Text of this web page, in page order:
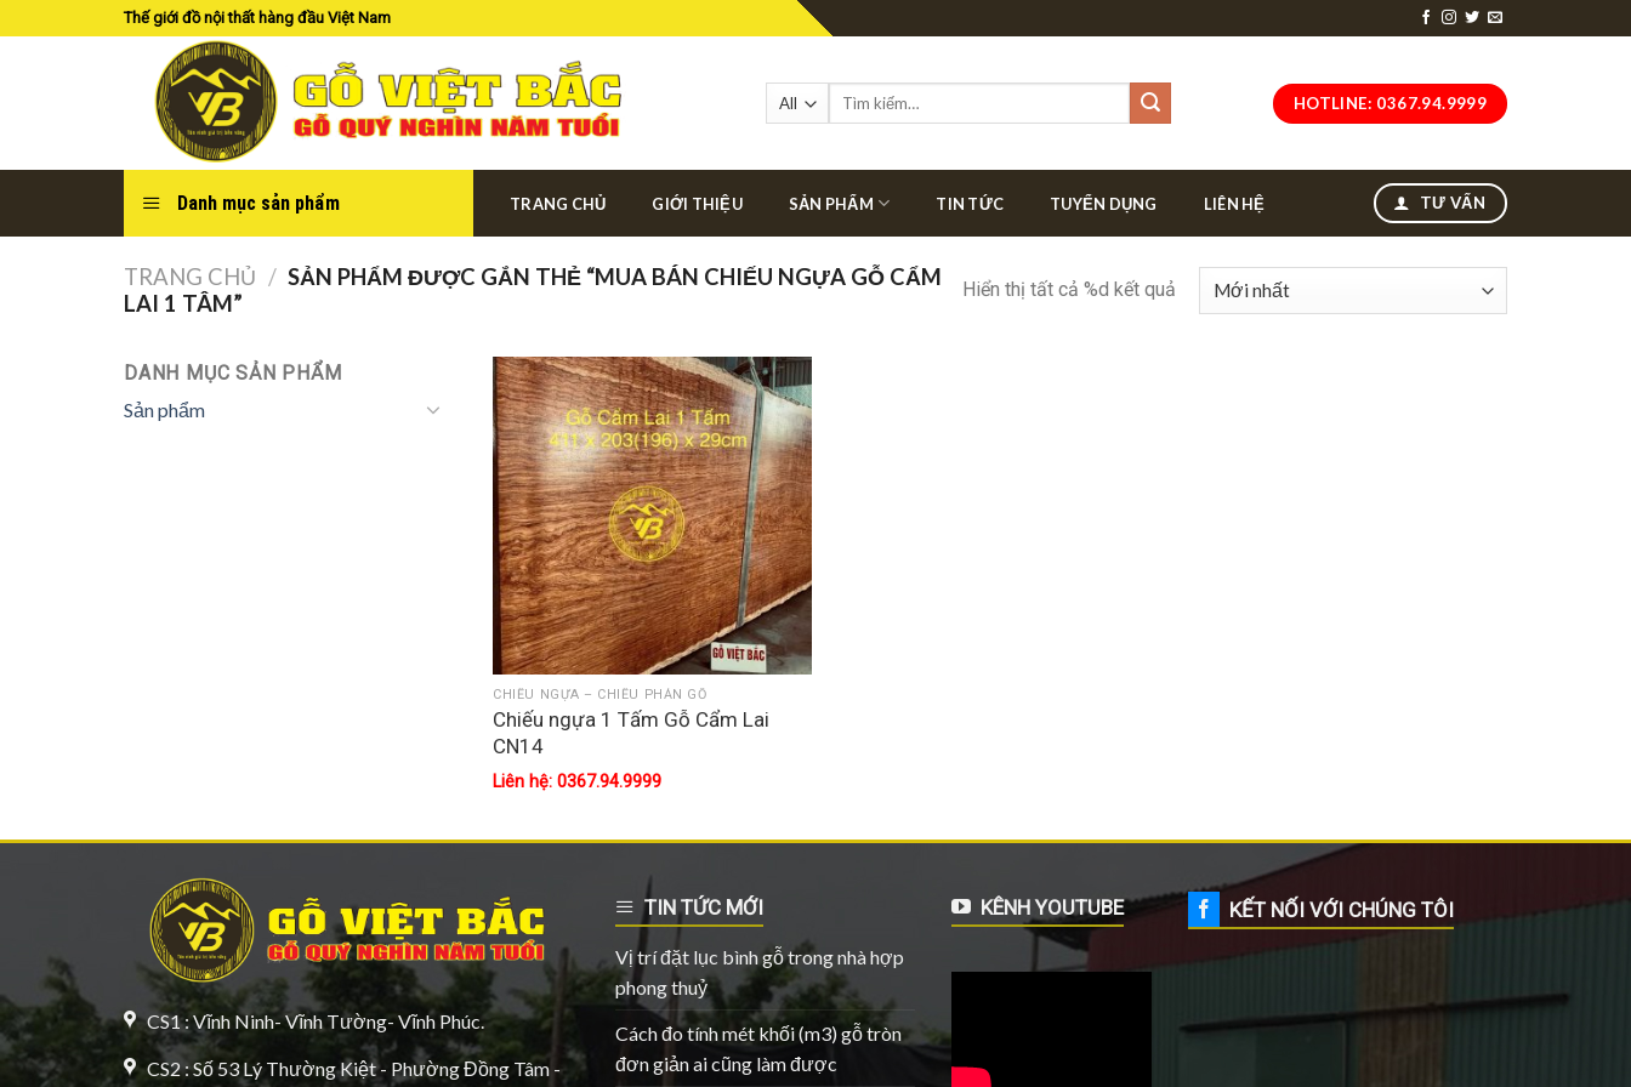
to
Thế giới đồ nội thất hàng đầu Việt Nam
Tìm
HOTLINE: 0367.94.9999
Danh mục sản phẩm TRANG CHỦ GIỚI THIỆU SẢN PHẨM TIN TỨC TUYỂN DỤNG LIÊN HỆ TƯ VẤN
TRANG CHỦ / SẢN PHẨM ĐƯỢC GẮN THẺ “MUA BÁN CHIẾU NGỰA GỖ CẨM
LAI 1 TÂM”
Hiển thị tất cả %d kết quả
DANH MỤC SẢN PHẨM
Sản phẩm
CHIẾU NGỰA – CHIẾU PHẢN GỖ
Chiếu ngựa 1 Tấm Gỗ Cẩm Lai
CN14
Liên hệ: 0367.94.9999
CS1 : Vĩnh Ninh- Vĩnh Tường- Vĩnh Phúc.
CS2 : Số 53 Lý Thường Kiệt - Phường Đồng Tâm -
TIN TỨC MỚI
Vị trí đặt lục bình gỗ trong nhà hợp
phong thuỷ
Cách đo tính mét khối (m3) gỗ tròn
đơn giản ai cũng làm được
KÊNH YOUTUBE KẾT NỐI VỚI CHÚNG TÔI